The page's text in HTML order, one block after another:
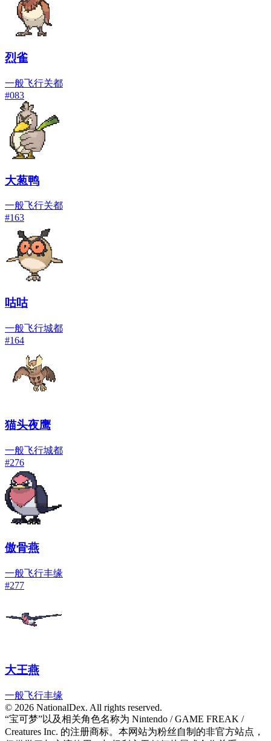
烈雀
一般飞行关都
#083
大葱鸭
一般飞行关都
#163
咕咕
一般飞行城都
#164
猫头夜鹰
一般飞行城都
#276
傲骨燕
一般飞行丰缘
#277
大王燕
一般飞行丰缘
© 2026 NationalDex. All rights reserved.
“宝可梦”以及相关角色名称为 Nintendo / GAME FREAK /
Creatures Inc. 的注册商标。本网站为粉丝自制的非官方站点，